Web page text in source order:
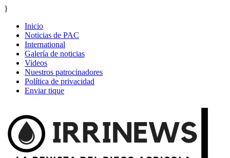
}
Inicio
Noticias de PAC
International
Galería de noticias
Videos
Nuestros patrocinadores
Política de privacidad
Enviar tique